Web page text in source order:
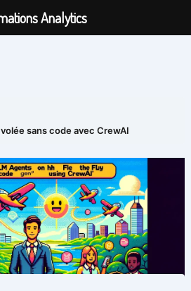
sans code avec CrewAI
Analytics